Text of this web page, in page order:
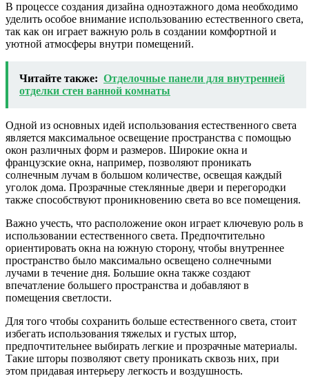
В процессе создания дизайна одноэтажного дома необходимо
уделить особое внимание использованию естественного света,
так как он играет важную роль в создании комфортной и
уютной атмосферы внутри помещений.
Читайте также: Отделочные панели для внутренней
отделки стен ванной комнаты
Одной из основных идей использования естественного света
является максимальное освещение пространства с помощью
окон различных форм и размеров. Широкие окна и
французские окна, например, позволяют проникать
солнечным лучам в большом количестве, освещая каждый
уголок дома. Прозрачные стеклянные двери и перегородки
также способствуют проникновению света во все помещения.
Важно учесть, что расположение окон играет ключевую роль в
использовании естественного света. Предпочтительно
ориентировать окна на южную сторону, чтобы внутреннее
пространство было максимально освещено солнечными
лучами в течение дня. Большие окна также создают
впечатление большего пространства и добавляют в
помещения светлости.
Для того чтобы сохранить больше естественного света, стоит
избегать использования тяжелых и густых штор,
предпочтительнее выбирать легкие и прозрачные материалы.
Такие шторы позволяют свету проникать сквозь них, при
этом придавая интерьеру легкость и воздушность.